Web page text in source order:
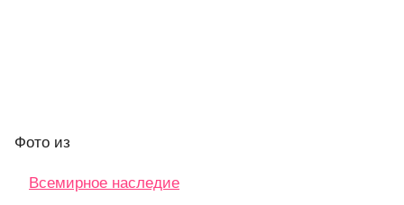
Фото из
Всемирное наследие